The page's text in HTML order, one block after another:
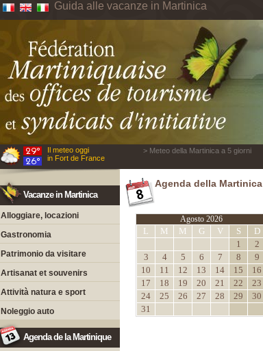
Guida alle vacanze in Martinica
Il meteo oggi
in Fort de France
> Meteo della Martinica a 5 giorni
Vacanze in Martinica
Alloggiare, locazioni
Gastronomia
Patrimonio da visitare
Artisanat et souvenirs
Attività natura e sport
Noleggio auto
Agenda de la Martinique
Agenda della Martinica
Agosto 2026
L M M G V S
D
1
2
3
4 5 6 7 8
9
10
11 12 13 14 15
16
17
18 19 20 21 22
23
24
25 26 27 28 29
30
31